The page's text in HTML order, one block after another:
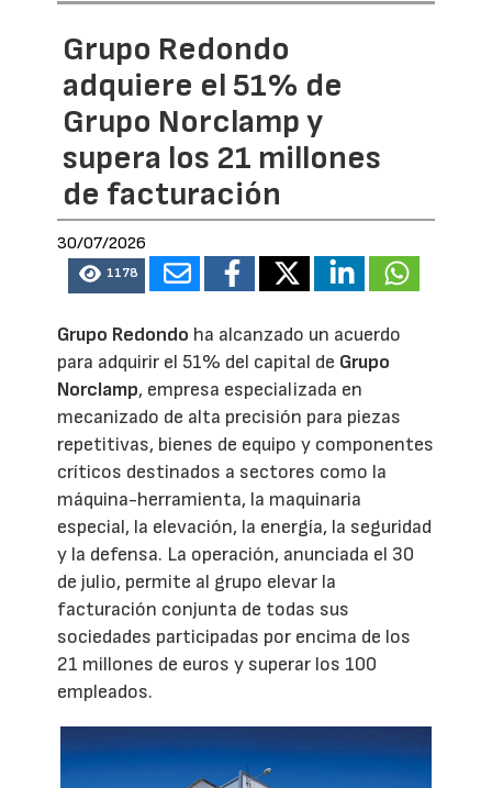
Grupo Redondo
adquiere el 51% de
Grupo Norclamp y
supera los 21 millones
de facturación
30/07/2026
1178
Grupo Redondo ha alcanzado un acuerdo
para adquirir el 51% del capital de Grupo
Norclamp, empresa especializada en
mecanizado de alta precisión para piezas
repetitivas, bienes de equipo y componentes
críticos destinados a sectores como la
máquina-herramienta, la maquinaria
especial, la elevación, la energía, la seguridad
y la defensa. La operación, anunciada el 30
de julio, permite al grupo elevar la
facturación conjunta de todas sus
sociedades participadas por encima de los
21 millones de euros y superar los 100
empleados.